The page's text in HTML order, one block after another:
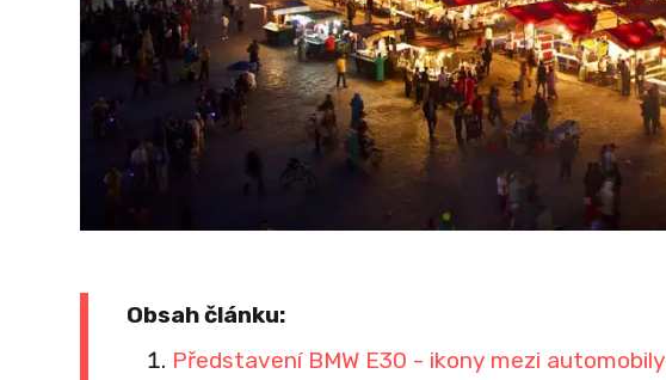
Obsah článku:
Představení BMW E30 - ikony mezi automobily